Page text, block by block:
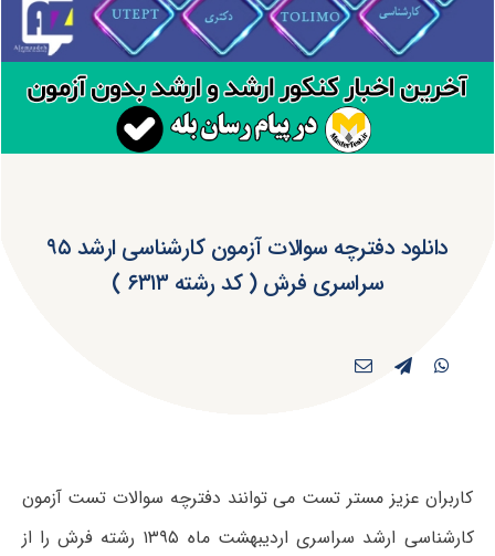
دانلود دفترچه سوالات آزمون کارشناسی ارشد ۹۵
سراسری فرش ( کد رشته ۶۳۱۳ )
کاربران عزیز مستر تست می توانند دفترچه سوالات تست آزمون
کارشناسی ارشد سراسری اردیبهشت ماه ۱۳۹۵ رشته فرش را از